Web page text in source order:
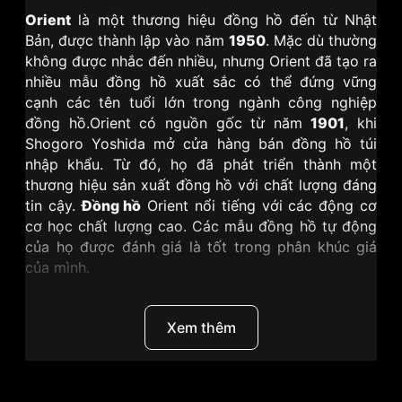
Orient là một thương hiệu đồng hồ đến từ Nhật
Bản, được thành lập vào năm 1950. Mặc dù thường
không được nhắc đến nhiều, nhưng Orient đã tạo ra
nhiều mẫu đồng hồ xuất sắc có thể đứng vững
cạnh các tên tuổi lớn trong ngành công nghiệp
đồng hồ.Orient có nguồn gốc từ năm1901, khi
Shogoro Yoshida mở cửa hàng bán đồng hồ túi
nhập khẩu. Từ đó, họ đã phát triển thành một
thương hiệu sản xuất đồng hồ với chất lượng đáng
tin cậy.Đồng hồ Orient nổi tiếng với các động cơ
cơ học chất lượng cao. Các mẫu đồng hồ tự động
của họ được đánh giá là tốt trong phân khúc giá
của mình.
Trong các dòng đồng hồ lặn nổi tiếng của Orient
thì Mako IV, còn được biết đến với tên gọi khác là
Orient Kamasu Gen 2, là thế hệ thứ tư của dòng
Xem thêm